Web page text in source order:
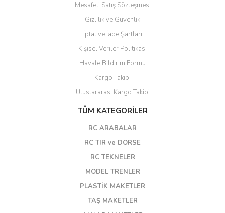
Mesafeli Satış Sözleşmesi
Gizlilik ve Güvenlik
İptal ve İade Şartları
Kişisel Veriler Politikası
Havale Bildirim Formu
Kargo Takibi
Uluslararası Kargo Takibi
TÜM KATEGORİLER
RC ARABALAR
RC TIR ve DORSE
RC TEKNELER
MODEL TRENLER
PLASTİK MAKETLER
TAŞ MAKETLER